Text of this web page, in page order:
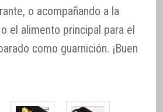
o acompañando a la
el alimento principal para el
como guarnición. ¡Buen